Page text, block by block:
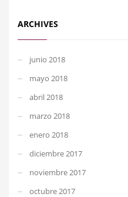
ARCHIVES
junio 2018
mayo 2018
abril 2018
marzo 2018
enero 2018
diciembre 2017
noviembre 2017
octubre 2017